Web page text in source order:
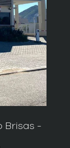
Brisas -